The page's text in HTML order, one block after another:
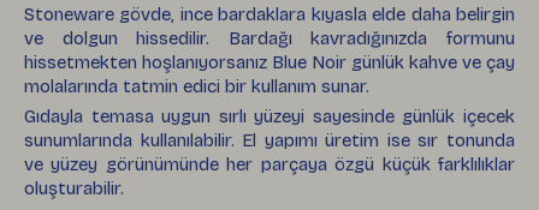
Stoneware gövde, ince bardaklara kıyasla elde daha belirgin
ve dolgun hissedilir. Bardağı kavradığınızda formunu
hissetmekten hoşlanıyorsanız Blue Noir günlük kahve ve çay
molalarında tatmin edici bir kullanım sunar.
Gıdayla temasa uygun sırlı yüzeyi sayesinde günlük içecek
sunumlarında kullanılabilir. El yapımı üretim ise sır tonunda
ve yüzey görünümünde her parçaya özgü küçük farklılıklar
oluşturabilir.